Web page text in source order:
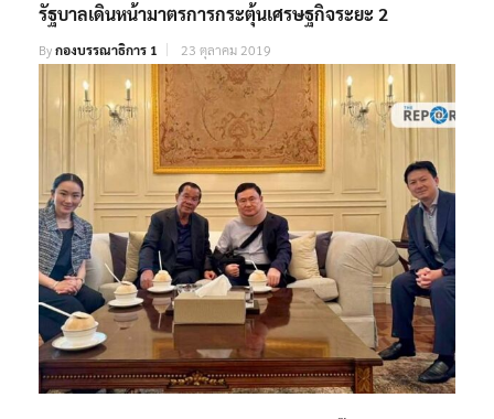
รัฐบาลเดินหน้ามาตรการกระตุ้นเศรษฐกิจระยะ 2
Byกองบรรณาธิการ 1 23 ตุลาคม 2019